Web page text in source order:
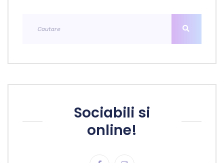
Sociabili si
online!